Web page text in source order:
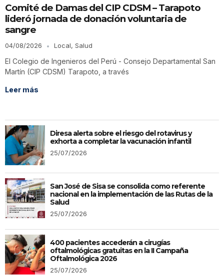
Comité de Damas del CIP CDSM – Tarapoto
lideró jornada de donación voluntaria de
sangre
04/08/2026 Local, Salud
El Colegio de Ingenieros del Perú - Consejo Departamental San
Martín (CIP CDSM) Tarapoto, a través
Leer más
Diresa alerta sobre el riesgo del rotavirus y
exhorta a completar la vacunación infantil
25/07/2026
San José de Sisa se consolida como referente
nacional en la implementación de las Rutas de la
Salud
25/07/2026
400 pacientes accederán a cirugías
oftalmológicas gratuitas en la II Campaña
Oftalmológica 2026
25/07/2026